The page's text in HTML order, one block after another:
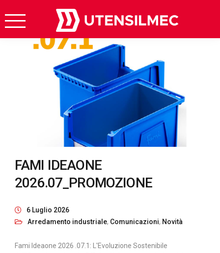
FAMI IDEAONE
2026.07_PROMOZIONE
6 Luglio 2026
Arredamento industriale, Comunicazioni, Novità
Fami Ideaone 2026 .07.1: L'Evoluzione Sostenibile